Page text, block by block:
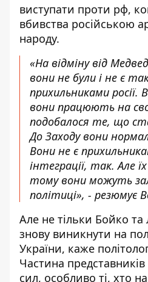
виступати проти рф,
вбивства російською
народу.
«На відміну від
вони не були і не є
прихильниками
вони працюють на
подобалося те, що
До Заходу вони
Вони не є
інтеграції, так. Але
тому вони можуть
політиці», - резюмує
Але не тільки Бойко та
знову виникнути на
України, каже
Частина
сил, особливо ті, хто